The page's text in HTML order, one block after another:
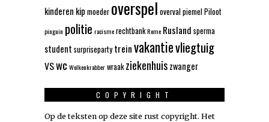
kinderen kip moeder overspel overvalpiemelPiloot
pinguin politie racismerechtbankRome Rusland sperma
student surpriseparty treinvakantievliegtuig
VSwc Wolkenkrabberwraak ziekenhuiszwanger
COPYRIGHT
Op de teksten op deze site rust copyright. Het